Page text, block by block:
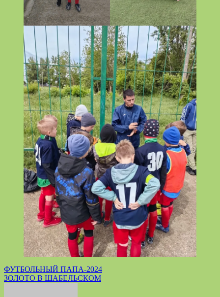
Навигация
по
ФУТБОЛЬНЫЙ ПАПА-2024
ЗОЛОТО В ШАБЕЛЬСКОМ